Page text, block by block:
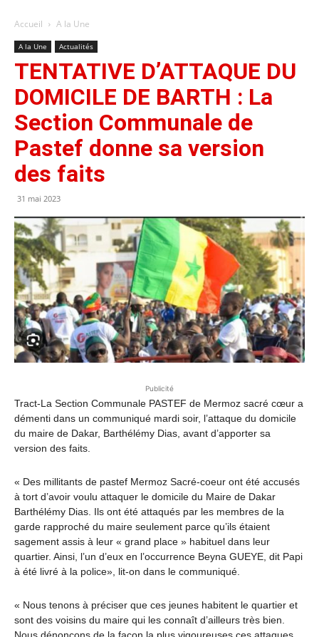
Accueil A la Une
A la Une Actualités
TENTATIVE D’ATTAQUE DU
DOMICILE DE BARTH : La
Section Communale de
Pastef donne sa version
des faits
31 mai 2023
Publicité
Tract-La Section Communale PASTEF de Mermoz sacré cœur a
démenti dans un communiqué mardi soir, l’attaque du domicile
du maire de Dakar, Barthélémy Dias, avant d’apporter sa
version des faits.
« Des millitants de pastef Mermoz Sacré-coeur ont été accusés
à tort d’avoir voulu attaquer le domicile du Maire de Dakar
Barthélémy Dias. Ils ont été attaqués par les membres de la
garde rapproché du maire seulement parce qu’ils étaient
sagement assis à leur « grand place » habituel dans leur
quartier. Ainsi, l’un d’eux en l’occurrence Beyna GUEYE, dit Papi
à été livré à la police», lit-on dans le communiqué.
« Nous tenons à préciser que ces jeunes habitent le quartier et
sont des voisins du maire qui les connaît d’ailleurs très bien.